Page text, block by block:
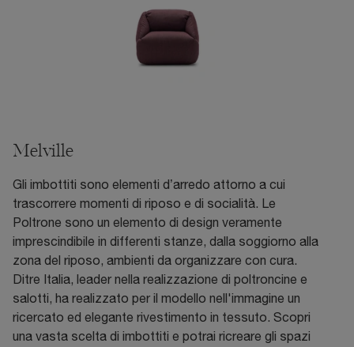
Melville
Gli imbottiti sono elementi d’arredo attorno a cui
trascorrere momenti di riposo e di socialità. Le
Poltrone sono un elemento di design veramente
imprescindibile in differenti stanze, dalla soggiorno alla
zona del riposo, ambienti da organizzare con cura.
Ditre Italia, leader nella realizzazione di poltroncine e
salotti, ha realizzato per il modello nell'immagine un
ricercato ed elegante rivestimento in tessuto. Scopri
una vasta scelta di imbottiti e potrai ricreare gli spazi